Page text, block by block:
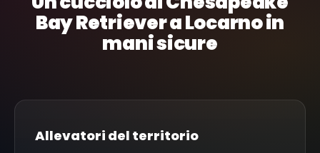
Bay Retriever a Locarno in
mani sicure
Allevatori del territorio